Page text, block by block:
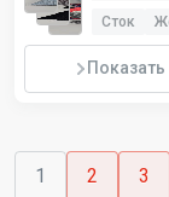
Сток
1 2 3